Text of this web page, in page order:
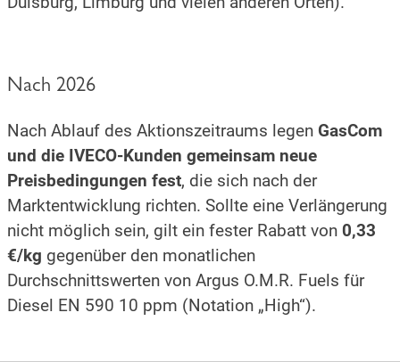
Nach 2026
Nach Ablauf des Aktionszeitraums legen GasCom
und die IVECO-Kunden gemeinsam neue
Preisbedingungen fest, die sich nach der
Marktentwicklung richten. Sollte eine Verlängerung
nicht möglich sein, gilt ein fester Rabatt von 0,33
€/kg gegenüber den monatlichen
Durchschnittswerten von Argus O.M.R. Fuels für
Diesel EN 590 10 ppm (Notation „High“).